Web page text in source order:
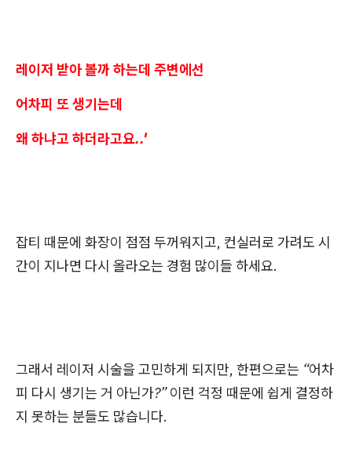
레이저 받아 볼까 하는데 주변에선
어차피 또 생기는데
왜 하냐고 하더라고요..'
잡티 때문에 화장이 점점 두꺼워지고, 컨실러로 가려도 시
간이 지나면 다시 올라오는 경험 많이들 하세요.
그래서 레이저 시술을 고민하게 되지만, 한편으로는 “어차
피 다시 생기는 거 아닌가?”이런 걱정 때문에 쉽게 결정하
지 못하는 분들도 많습니다.